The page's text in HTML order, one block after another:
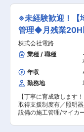
います。 残業時間削減
は事務部門が分業して
中できる環境です ■具体的には ・施工計画の立
案と調整 ・工事現場の
安全管理の実施 ・進捗管理と工程管理 ・資材や
機器の調達と管理 ・工
ション調整 ・問題解決
も可能となります。 ＜
ン・ビル ■担当エリア： 都内や会社から1時間圏
内の案件が中心です。
施工に関しては短期出張
入社後の流れ： 工事部
ります。 研修終了後は
を担当していただきま
のフォローがあるため
です。 ■働く魅力： 【分業体制で生産性の高い
※未経験歓迎！【
管理◆月残業20H
無
株式会社電路
業種 / 職種
年収
勤務地
【丁寧に育成致します
取得支援制度有／照明
設備の施工管理/マイカー通勤OK